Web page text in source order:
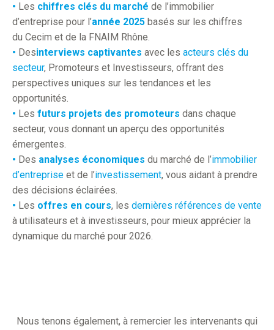
• Les chiffres clés du marché de l’immobilier
d’entreprise pour l’année 2025 basés sur les chiffres
du Cecim et de la FNAIM Rhône.
• Desinterviews captivantes avec les acteurs clés du
secteur, Promoteurs et Investisseurs, offrant des
perspectives uniques sur les tendances et les
opportunités.
• Les futurs projets des promoteurs dans chaque
secteur, vous donnant un aperçu des opportunités
émergentes.
• Des analyses économiques du marché de l’immobilier
d’entreprise et de l’investissement, vous aidant à prendre
des décisions éclairées.
• Les offres en cours, les dernières références de vente
à utilisateurs et à investisseurs, pour mieux apprécier la
dynamique du marché pour 2026.
Nous tenons également, à remercier les intervenants qui